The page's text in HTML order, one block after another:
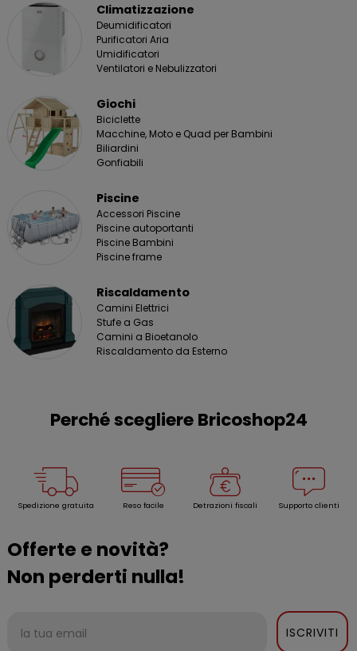
Climatizzazione
Deumidificatori
Purificatori Aria
Umidificatori
Ventilatori e Nebulizzatori
Giochi
Biciclette
Macchine, Moto e Quad per Bambini
Biliardini
Gonfiabili
Piscine
Accessori Piscine
Piscine autoportanti
Piscine Bambini
Piscine frame
Riscaldamento
Camini Elettrici
Stufe a Gas
Camini a Bioetanolo
Riscaldamento da Esterno
Perché scegliere Bricoshop24
Spedizione gratuita Reso facile Detrazioni fiscali Supporto clienti
Offerte e novità?
Non perderti nulla!
ISCRIVITI